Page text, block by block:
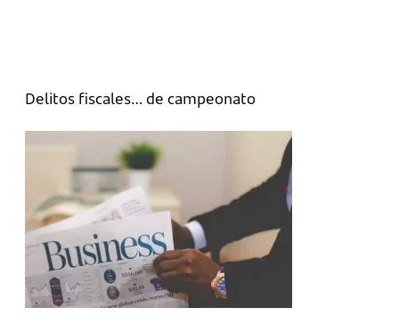
Delitos fiscales… de campeonato